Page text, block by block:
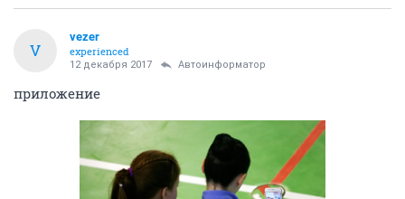
V
vezer
experienced
12 декабря 2017 Автоинформатор
приложение